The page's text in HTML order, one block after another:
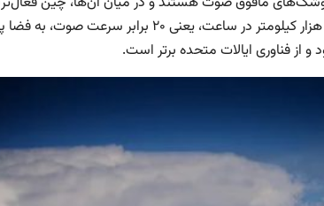
۲۰۲۳، چین موشک جدیدی را با سرعت ۲۴ هزار کیلومتر در
از فناوری ایالات متحده برتر است.